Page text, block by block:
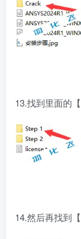
13.找到里面的
14.然后再找到